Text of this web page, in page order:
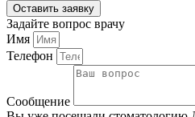
Оставить заявку
Задайте вопрос врачу
Имя
Телефон
Сообщение